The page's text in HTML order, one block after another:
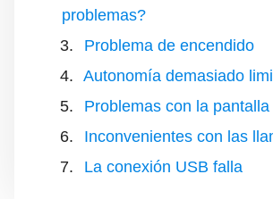
problemas?
Problema de encendido
Autonomía demasiado
Problemas con la pantalla
Inconvenientes con las
La conexión USB falla